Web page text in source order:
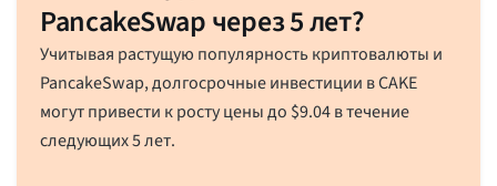
PancakeSwap через 5 лет?
Учитывая растущую популярность криптовалюты и
PancakeSwap, долгосрочные инвестиции в CAKE
могут привести к росту цены до $9.04в течение
следующих 5 лет.